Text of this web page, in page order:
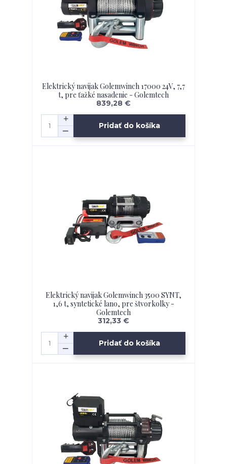
Elektrický navijak Golemwinch 17000 24V, 7,7
t, pre ťažké nasadenie - Golemtech
839,28 €
Pridať do košíka
Elektrický navijak Golemwinch 3500 SYNT,
1,6 t, syntetické lano, pre štvorkolky -
Golemtech
312,33 €
Pridať do košíka